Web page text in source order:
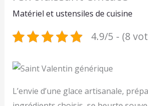
Matériel et ustensiles de cuisine
4.9/5 - (8
L’envie d’une glace artisanale,